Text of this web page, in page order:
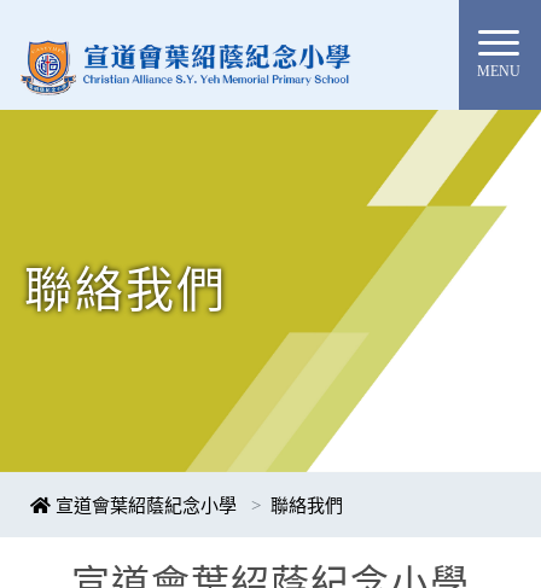
MENU
聯絡我們
宣道會葉紹蔭紀念小學 聯絡我們